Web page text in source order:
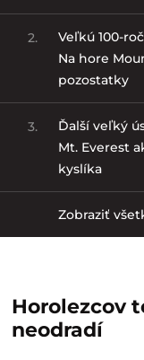
2.
Veľkú 100-
Na hore
pozostatky
3.
Ďalší veľký
Mt. Everest
kyslíka
Zobraziť
Horolezcov
neodradí